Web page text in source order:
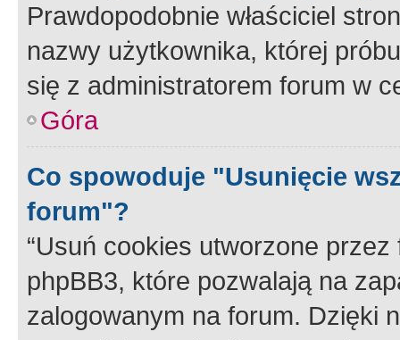
Prawdopodobnie właściciel
nazwy użytkownika, której
się z administratorem forum w
Góra
Co spowoduje "Usunięcie
forum"?
“Usuń cookies utworzone
phpBB3, które pozwalają na
zalogowanym na forum. Dzięki